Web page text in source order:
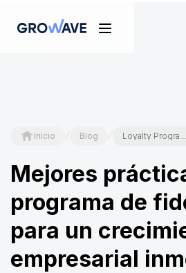
Inicio / Blog / Loyalty Program Best Practices for Immediate Business Growth
Mejores
programa de
para un
empresarial